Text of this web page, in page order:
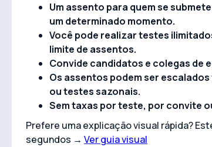
Um assento para quem se
um determinado momento.
Você pode realizar testes
limite de assentos.
Convide candidatos e colegas de
Os assentos podem ser
ou testes sazonais.
Sem taxas por teste, por convite
Prefere uma explicação visual rápida?
segundos → Ver guia visual